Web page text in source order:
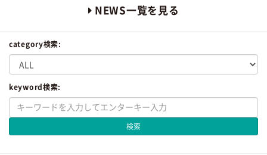
NEWS一覧を見る
category検索:
keyword検索:
検索